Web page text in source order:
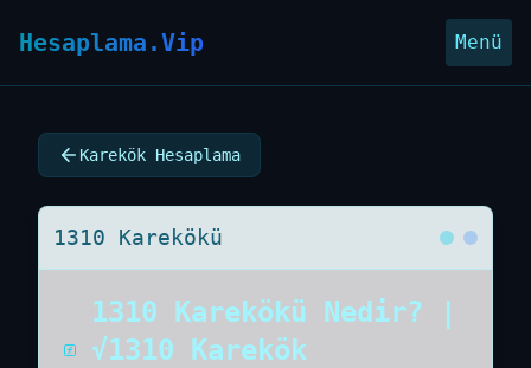
Hesaplama.Vip Menü
Karekök Hesaplama
1310 Karekökü
1310 Karekökü Nedir? |
√1310 Karekök